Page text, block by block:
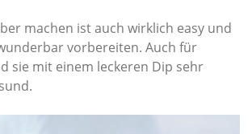
machen ist auch wirklich easy und
vorbereiten. Auch für
sie mit einem leckeren Dip sehr